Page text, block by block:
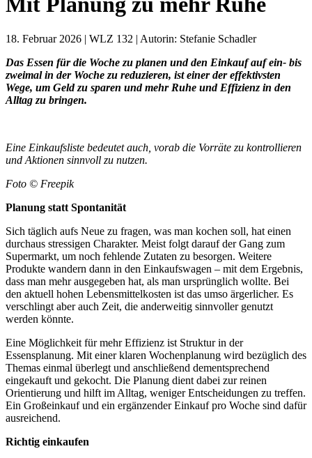
18. Februar 2026 | WLZ 132 | Autorin: Stefanie Schadler
Das Essen für die Woche zu planen und den Einkauf auf ein- bis
zweimal in der Woche zu reduzieren, ist einer der effektivsten
Wege, um Geld zu sparen und mehr Ruhe und Effizienz in den
Alltag zu bringen.
Eine Einkaufsliste bedeutet auch, vorab die Vorräte zu kontrollieren
und Aktionen sinnvoll zu nutzen.
Foto © Freepik
Planung statt Spontanität
Sich täglich aufs Neue zu fragen, was man kochen soll, hat einen
durchaus stressigen Charakter. Meist folgt darauf der Gang zum
Supermarkt, um noch fehlende Zutaten zu besorgen. Weitere
Produkte wandern dann in den Einkaufswagen – mit dem Ergebnis,
dass man mehr ausgegeben hat, als man ursprünglich wollte. Bei
den aktuell hohen Lebensmittelkosten ist das umso ärgerlicher. Es
verschlingt aber auch Zeit, die anderweitig sinnvoller genutzt
werden könnte.
Eine Möglichkeit für mehr Effizienz ist Struktur in der
Essensplanung. Mit einer klaren Wochenplanung wird bezüglich des
Themas einmal überlegt und anschließend dementsprechend
eingekauft und gekocht. Die Planung dient dabei zur reinen
Orientierung und hilft im Alltag, weniger Entscheidungen zu treffen.
Ein Großeinkauf und ein ergänzender Einkauf pro Woche sind dafür
ausreichend.
Richtig einkaufen